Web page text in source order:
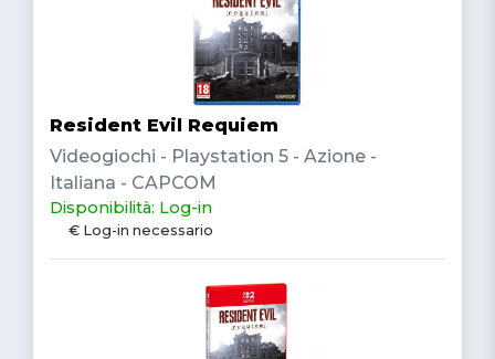
Resident Evil Requiem
Videogiochi - Playstation 5 - Azione -
Italiana - CAPCOM
Disponibilità: Log-in
€ Log-in necessario